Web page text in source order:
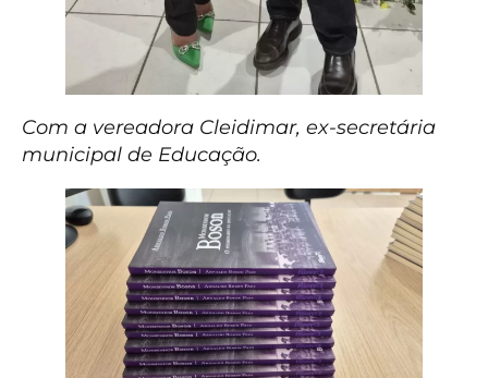
Com a vereadora Cleidimar, ex-secretária
municipal de Educação.